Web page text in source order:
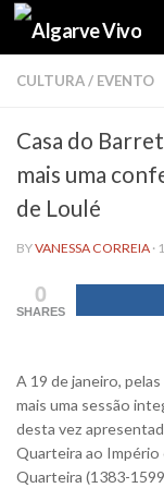
Skip to content
CULTURA/ EVENTO
Casa do
mais uma
de Loulé
BYVANESSA CORREIA ·
0
SHARES
A 19 de janeiro,
mais uma sessão
desta vez
Quarteira ao Império
Quarteira (1383-